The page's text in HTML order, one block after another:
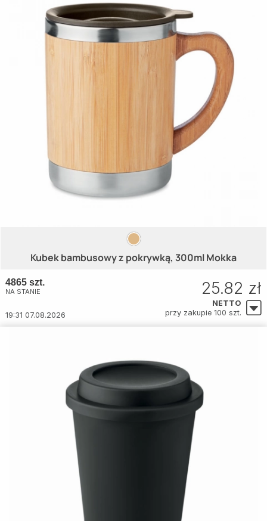
Kubek bambusowy z pokrywką, 300ml Mokka
4865 szt.
NA STANIE
19:31 07.08.2026
25.82 zł
NETTO
przy zakupie 100 szt.